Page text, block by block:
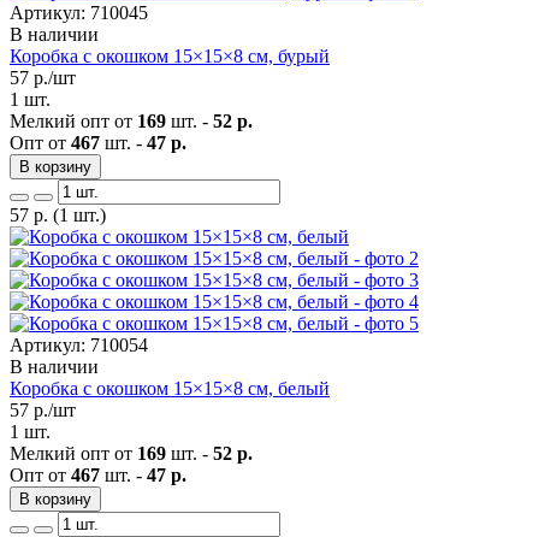
Артикул: 710045
В наличии
Коробка с окошком 15×15×8 см, бурый
57 р./шт
1 шт.
Мелкий опт от 169 шт. - 52 р.
Опт от 467 шт. - 47 р.
В корзину
57 р. (1 шт.)
Артикул: 710054
В наличии
Коробка с окошком 15×15×8 см, белый
57 р./шт
1 шт.
Мелкий опт от 169 шт. - 52 р.
Опт от 467 шт. - 47 р.
В корзину